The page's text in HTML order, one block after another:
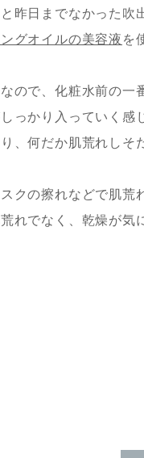
昨日までなかった吹
グオイルの美容液 を
ので、化粧水前の一
っかり入っていく感
、何だか肌荒れしそ
クの擦れなどで肌荒
れでなく、乾燥が気